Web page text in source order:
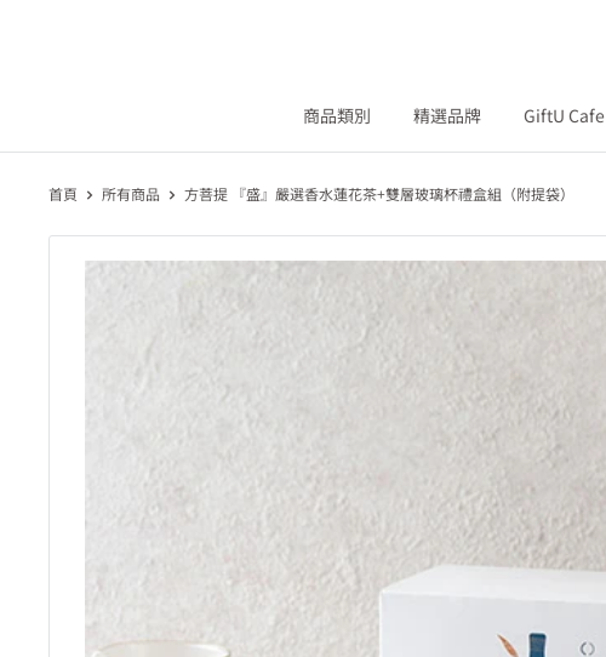
商品類別 精選品牌 GiftU Cafe
首頁 所有商品 方菩提 『盛』嚴選香水蓮花茶+雙層玻璃杯禮盒組（附提袋）